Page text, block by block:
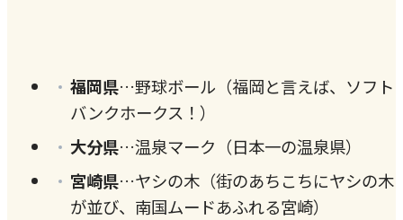
福岡県…野球ボール（福岡と言えば、ソフト
バンクホークス！）
大分県…温泉マーク（日本一の温泉県）
宮崎県…ヤシの木（街のあちこちにヤシの木
が並び、南国ムードあふれる宮崎）